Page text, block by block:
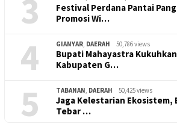
3
Festival Perdana Pantai
Promosi Wi…
4 GIANYAR, DAERAH 50,786 views
Bupati Mahayastra
Kabupaten G…
5 TABANAN, DAERAH 50,425 views
Jaga Kelestarian Ekosistem,
Tebar …